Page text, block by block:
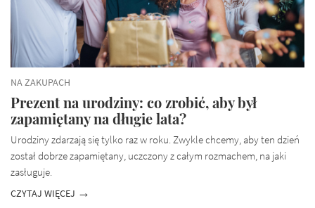
NA ZAKUPACH
Prezent na urodziny: co zrobić, aby był
zapamiętany na długie lata?
Urodziny zdarzają się tylko raz w roku. Zwykle chcemy, aby ten dzień
został dobrze zapamiętany, uczczony z całym rozmachem, na jaki
zasługuje.
CZYTAJ WIĘCEJ